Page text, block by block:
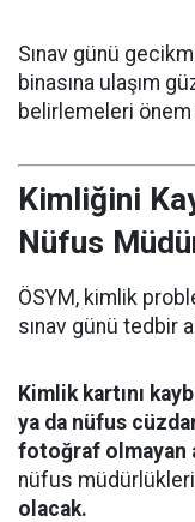
Sınav günü
binasına ulaşım
belirlemeleri önem
Kimliğini
Nüfus
ÖSYM, kimlik
sınav günü tedbir
Kimlik kartını
ya da nüfus
fotoğraf olmayan
nüfus müdürlükleri
olacak.